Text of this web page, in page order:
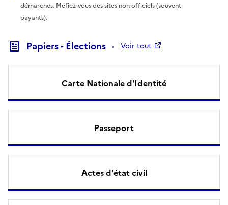
démarches. Méfiez-vous des sites non officiels (souvent
payants).
Papiers - Élections Voir tout
Carte Nationale d'Identité
Passeport
Actes d'état civil